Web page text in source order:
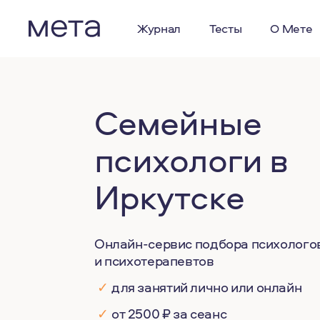
Журнал Тесты О Мете
Семейные
психологи в
Иркутске
Онлайн-сервис подбора
и психотерапевтов
✓ для занятий лично или онлайн
✓ от 2500 ₽ за сеанс